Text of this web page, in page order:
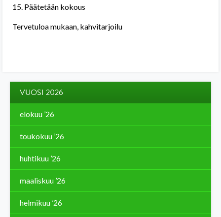
15. Päätetään kokous
Tervetuloa mukaan, kahvitarjoilu
VUOSI 2026
elokuu ’26
toukokuu ’26
huhtikuu ’26
maaliskuu ’26
helmikuu ’26